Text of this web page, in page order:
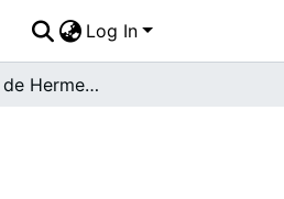
Log In
Libreta militar de Hermes Hernández